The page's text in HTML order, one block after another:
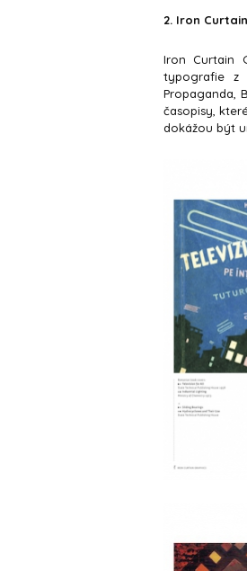
2. Iron
Iron Curtain
typografie z
Propaganda,
časopisy,
dokážou být